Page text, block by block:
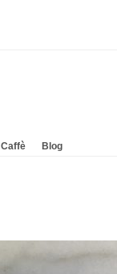
Caffè Blog